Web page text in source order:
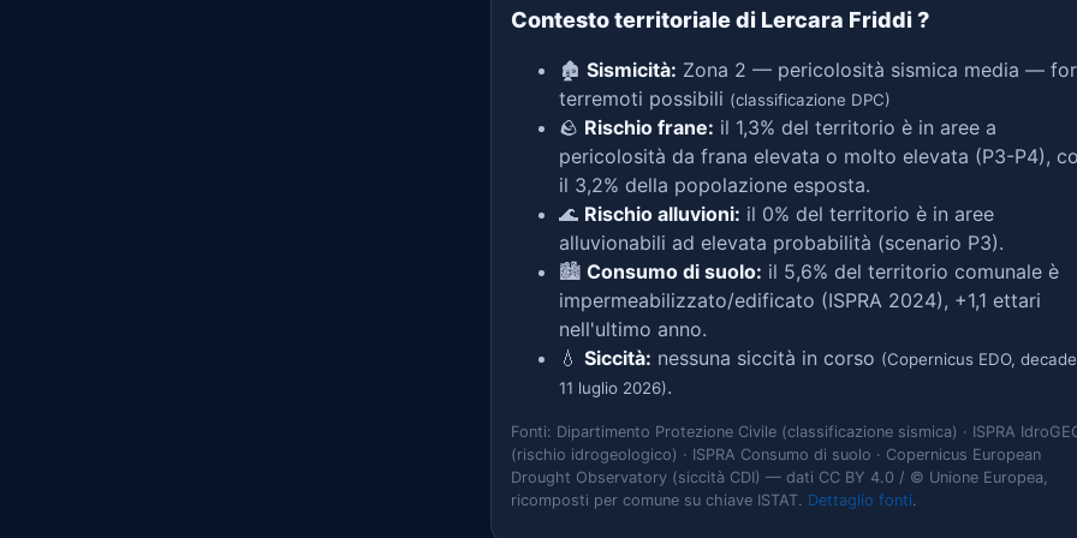
Contesto territoriale di Lercara Friddi ?
🏚️ Sismicità: Zona 2 — pericolosità sismica media —
terremoti possibili (classificazione DPC)
🪨 Rischio frane: il 1,3% del territorio è in aree a
pericolosità da frana elevata o molto elevata (P3-P4),
il 3,2% della popolazione esposta.
🌊 Rischio alluvioni: il 0% del territorio è in aree
alluvionabili ad elevata probabilità (scenario P3).
🏙️ Consumo di suolo: il 5,6% del territorio comunale è
impermeabilizzato/edificato (ISPRA 2024), +1,1 ettari
nell'ultimo anno.
💧 Siccità: nessuna siccità in corso (Copernicus EDO,
11 luglio 2026).
Fonti: Dipartimento Protezione Civile (classificazione sismica) · ISPRA
(rischio idrogeologico) · ISPRA Consumo di suolo · Copernicus European
Drought Observatory (siccità CDI) — dati CC BY 4.0 / © Unione Europea,
ricomposti per comune su chiave ISTAT. Dettaglio fonti.